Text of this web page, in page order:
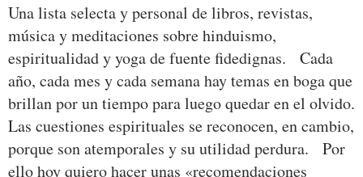
Una lista selecta y personal de libros, revistas,
música y meditaciones sobre hinduismo,
espiritualidad y yoga de fuente fidedignas. Cada
año, cada mes y cada semana hay temas en boga que
brillan por un tiempo para luego quedar en el olvido.
Las cuestiones espirituales se reconocen, en cambio,
porque son atemporales y su utilidad perdura. Por
ello hoy quiero hacer unas «recomendaciones